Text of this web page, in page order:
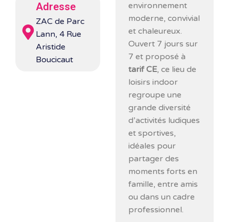
Adresse
ZAC de Parc
Lann, 4 Rue
Aristide
Boucicaut
environnement
moderne, convivial
et chaleureux.
Ouvert 7 jours sur
7 et proposé à
tarif CE, ce lieu de
loisirs indoor
regroupe une
grande diversité
d’activités ludiques
et sportives,
idéales pour
partager des
moments forts en
famille, entre amis
ou dans un cadre
professionnel.